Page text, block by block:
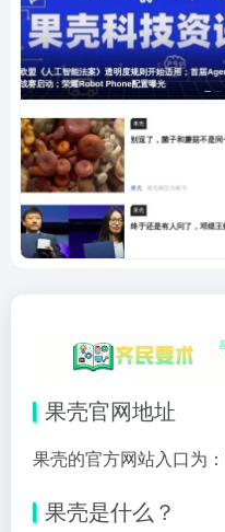
果壳官网地址
果壳的官方网站入口为：
果壳是什么？